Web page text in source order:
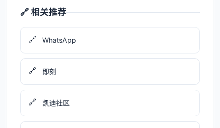
🔗 相关推荐
🔗 WhatsApp
🔗 即刻
🔗 凯迪社区